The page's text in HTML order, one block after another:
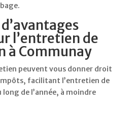
l’entretien de
à Communay
peuvent vous donner droit
facilitant l’entretien de
de l’année, à moindre